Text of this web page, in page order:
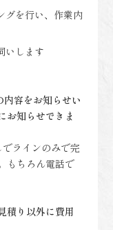
グを行い、作業内
いします
容をお知らせい
お知らせできま
ラインのみで完
もちろん電話で
積り以外に費用